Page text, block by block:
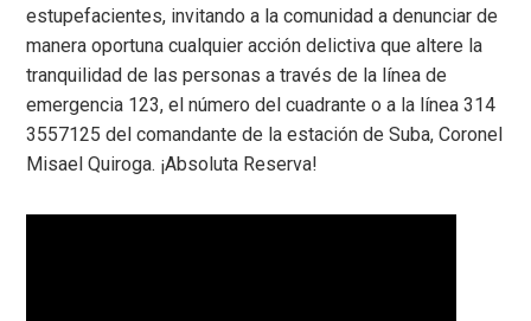
estupefacientes, invitando a la comunidad a denunciar de
manera oportuna cualquier acción delictiva que altere la
tranquilidad de las personas a través de la línea de
emergencia 123, el número del cuadrante o a la línea 314
3557125 del comandante de la estación de Suba, Coronel
Misael Quiroga. ¡Absoluta Reserva!